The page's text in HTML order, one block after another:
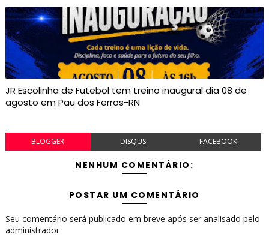
JR Escolinha de Futebol tem treino inaugural dia 08 de
agosto em Pau dos Ferros-RN
BLOGGER DISQUS FACEBOOK
NENHUM COMENTÁRIO:
POSTAR UM COMENTÁRIO
Seu comentário será publicado em breve após ser analisado pelo
administrador